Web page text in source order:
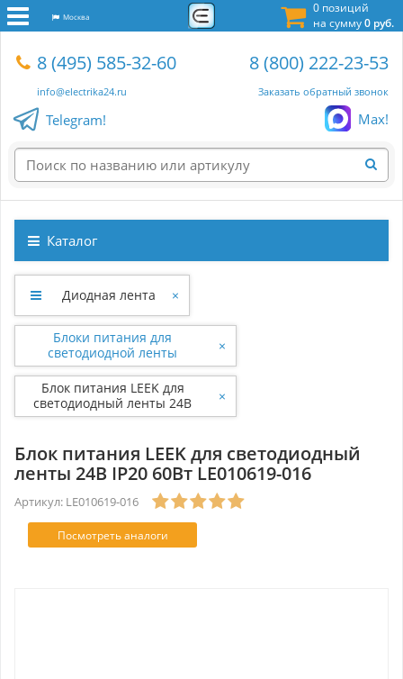
0 позиций
на сумму0 руб.
Москва
8 (495) 585-32-60
info@electrika24.ru
8 (800) 222-23-53
Заказать обратный звонок
Telegram! Max!
Каталог
Диодная лента ×
Блоки питания для
светодиодной ленты
×
Блок питания LEEK для
светодиодный ленты 24В
IP20 60Вт LE010619-016
×
Блок питания LEEK для светодиодный
ленты 24В IP20 60Вт LE010619-016
Артикул: LE010619-016
Посмотреть аналоги